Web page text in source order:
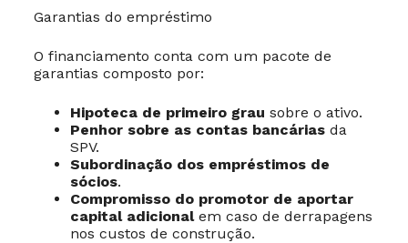
Garantias do empréstimo
O financiamento conta com um pacote de
garantias composto por:
Hipoteca de primeiro grau sobre o ativo.
Penhor sobre as contas bancáriasda
SPV.
Subordinação dos empréstimos de
sócios.
Compromisso do promotor de aportar
capital adicionalem caso de derrapagens
nos custos de construção.